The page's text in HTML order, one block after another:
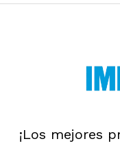
¡Los mejores